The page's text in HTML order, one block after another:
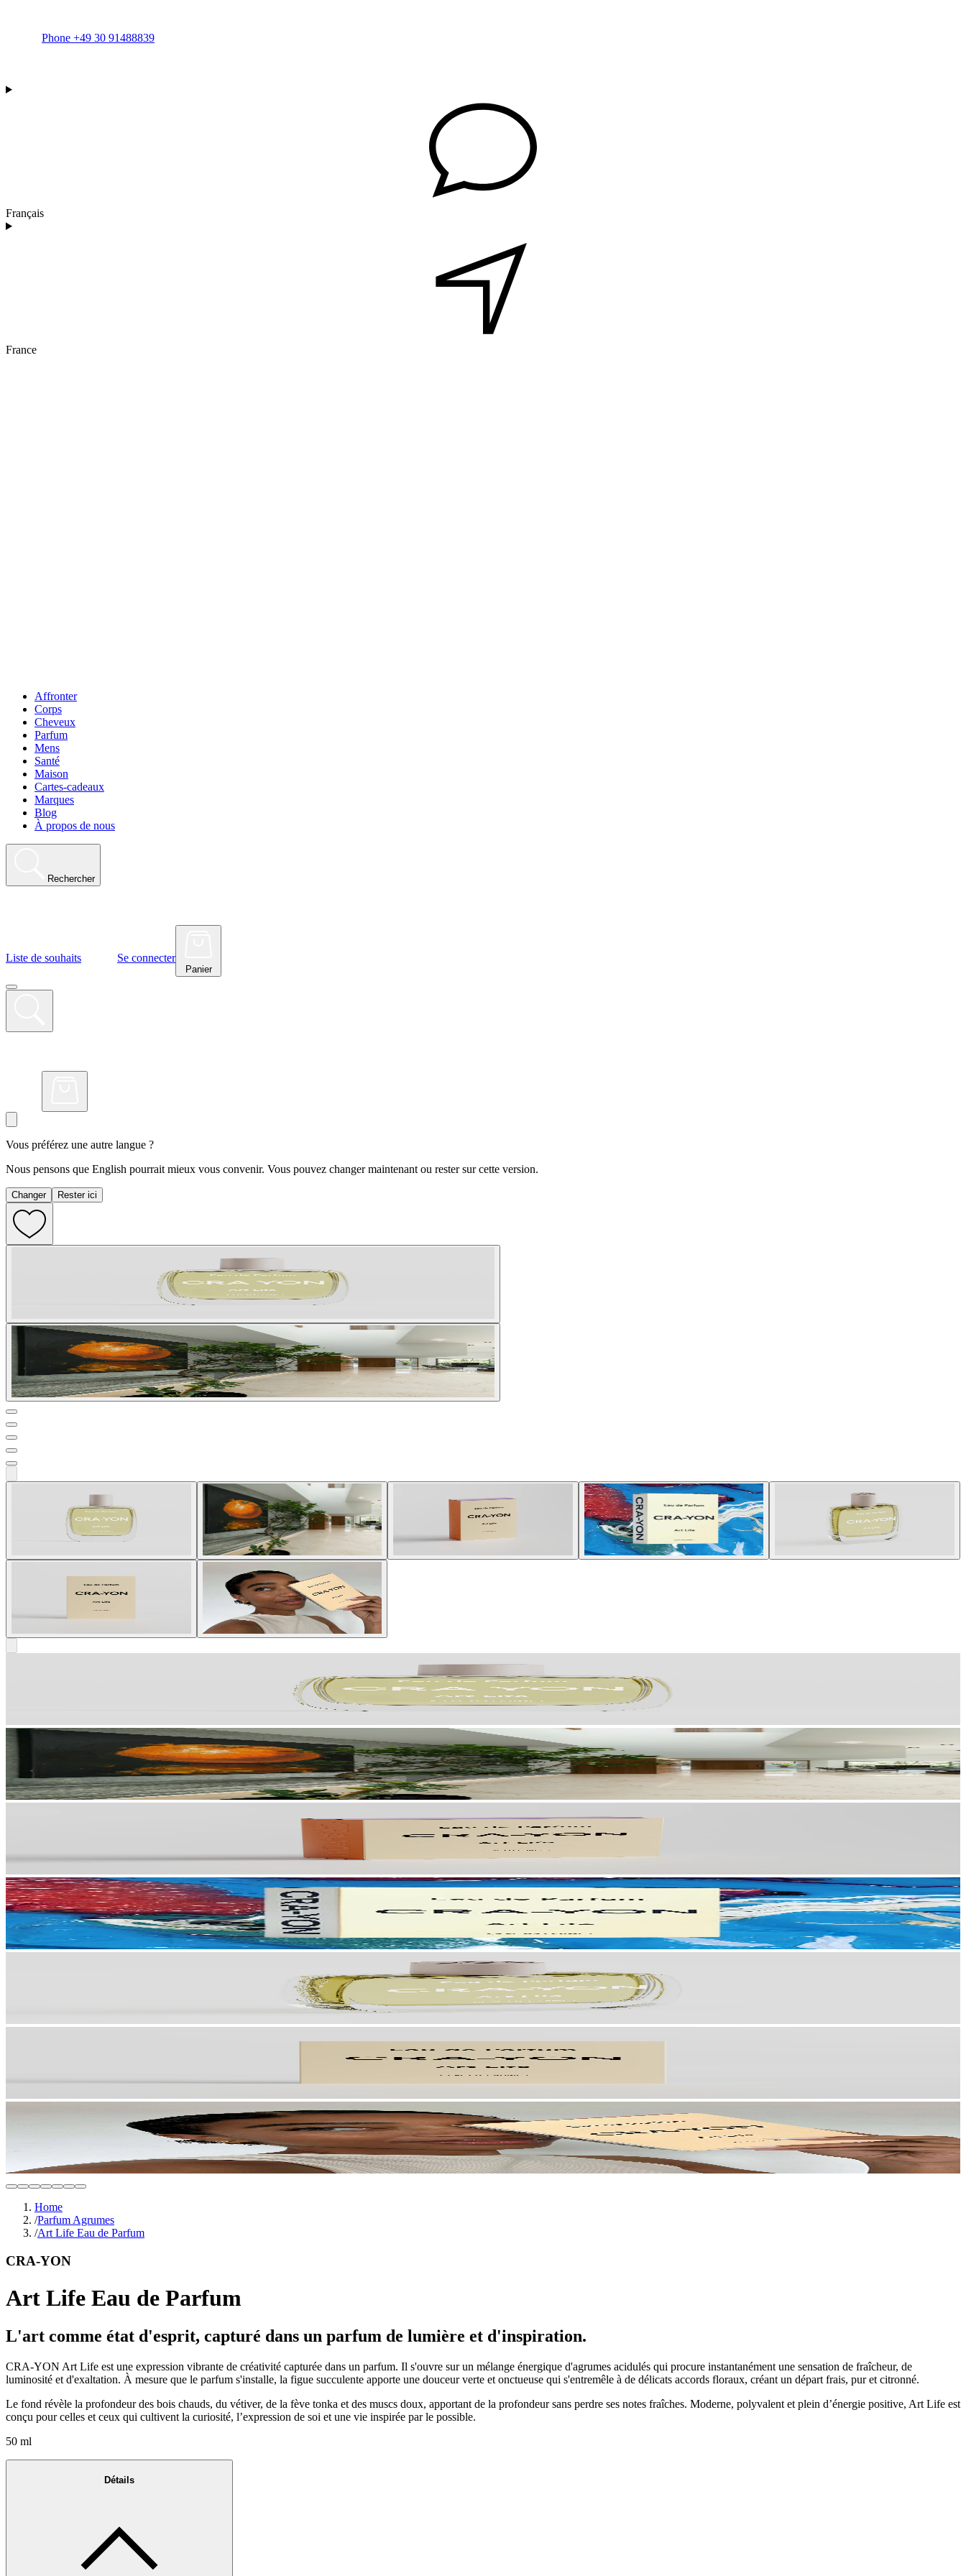
Phone +49 30 91488839
Français
France
Affronter
Corps
Cheveux
Parfum
Mens
Santé
Maison
Cartes-cadeaux
Marques
Blog
À propos de nous
Rechercher
Liste de souhaits Se connecter
Panier
Vous préférez une autre langue ?
Nous pensons que English pourrait mieux vous convenir. Vous pouvez changer maintenant ou rester sur cette version.
Changer Rester ici
Home
/Parfum Agrumes
/Art Life Eau de Parfum
CRA-YON
Art Life Eau de Parfum
L'art comme état d'esprit, capturé dans un parfum de lumière et d'inspiration.
CRA-YON Art Life est une expression vibrante de créativité capturée dans un parfum. Il s'ouvre sur un mélange énergique d'agrumes acidulés qui procure instantanément une sensation de fraîcheur, de
luminosité et d'exaltation. À mesure que le parfum s'installe, la figue succulente apporte une douceur verte et onctueuse qui s'entremêle à de délicats accords floraux, créant un départ frais, pur et citronné.
Le fond révèle la profondeur des bois chauds, du vétiver, de la fève tonka et des muscs doux, apportant de la profondeur sans perdre ses notes fraîches. Moderne, polyvalent et plein d’énergie positive, Art Life est
conçu pour celles et ceux qui cultivent la curiosité, l’expression de soi et une vie inspirée par le possible.
50 ml
Détails